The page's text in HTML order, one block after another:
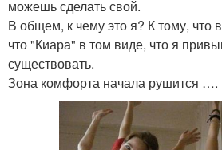
можешь сделать свой.
В общем, к чему это я? К тому, что
что "Киара" в том виде, что я
существовать.
Зона комфорта начала рушится ….